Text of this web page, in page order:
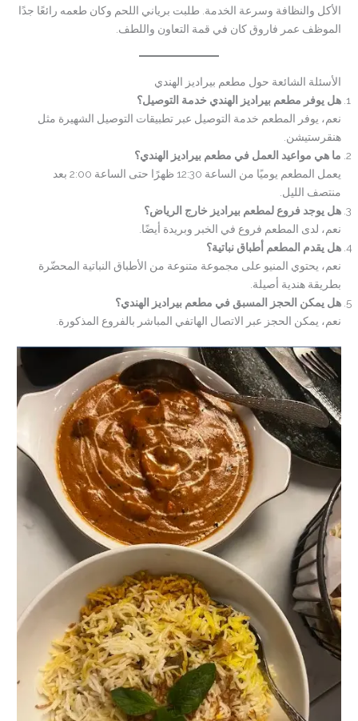
الأكل والنظافة وسرعة الخدمة. طلبت برياني اللحم وكان طعمه رائعًا جدًا
الموظف عمر فاروق كان في قمة التعاون واللطف.
الأسئلة الشائعة حول مطعم بيراديز الهندي
هل يوفر مطعم بيراديز الهندي خدمة التوصيل؟
نعم، يوفر المطعم خدمة التوصيل عبر تطبيقات التوصيل الشهيرة مثل
هنقرستيشن.
ما هي مواعيد العمل في مطعم بيراديز الهندي؟
يعمل المطعم يوميًا من الساعة 12:30 ظهرًا حتى الساعة 2:00 بعد
منتصف الليل.
هل يوجد فروع لمطعم بيراديز خارج الرياض؟
نعم، لدى المطعم فروع في الخبر وبريدة أيضًا.
هل يقدم المطعم أطباق نباتية؟
نعم، يحتوي المنيو على مجموعة متنوعة من الأطباق النباتية المحضّرة
بطريقة هندية أصيلة.
هل يمكن الحجز المسبق في مطعم بيراديز الهندي؟
نعم، يمكن الحجز عبر الاتصال الهاتفي المباشر بالفروع المذكورة.